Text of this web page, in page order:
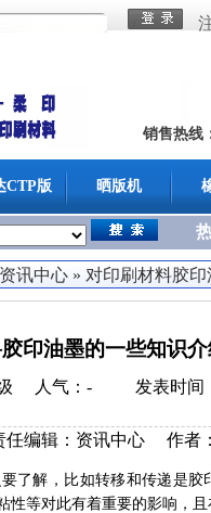
销售热线
CTP版 晒版机
讯中心 » 对印刷材料胶
印油墨的一些知识
人气： -
发表时间
任编辑： 资讯中心 作者：
了解，比如转移和传递是胶
性等对此有着重要的影响，